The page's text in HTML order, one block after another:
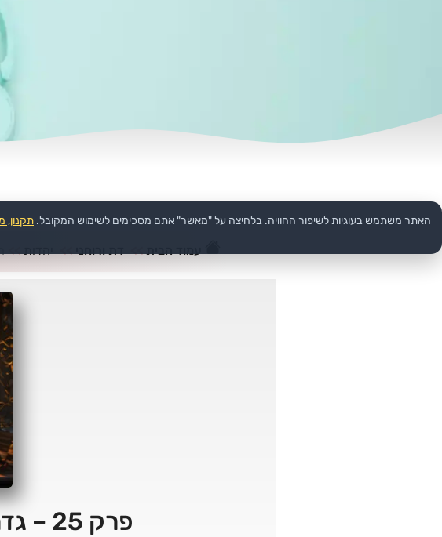
עמוד הבית >> דת ורוחני >> יהדות >>
פרק 25 – גדרי איסור יציאה לדרך ביום ששי
האתר משתמש בעוגיות לשיפור החוויה. בלחיצה על "מאשר" אתם מסכימים לשימוש המקובל. תקנון,